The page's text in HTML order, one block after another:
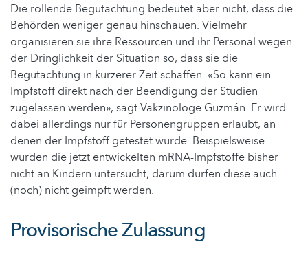
Die rollende Begutachtung bedeutet aber nicht, dass die
Behörden weniger genau hinschauen. Vielmehr
organisieren sie ihre Ressourcen und ihr Personal wegen
der Dringlichkeit der Situation so, dass sie die
Begutachtung in kürzerer Zeit schaffen. «So kann ein
Impfstoff direkt nach der Beendigung der Studien
zugelassen werden», sagt Vakzinologe Guzmán. Er wird
dabei allerdings nur für Personengruppen erlaubt, an
denen der Impfstoff getestet wurde. Beispielsweise
wurden die jetzt entwickelten mRNA-Impfstoffe bisher
nicht an Kindern untersucht, darum dürfen diese auch
(noch) nicht geimpft werden.
Provisorische Zulassung